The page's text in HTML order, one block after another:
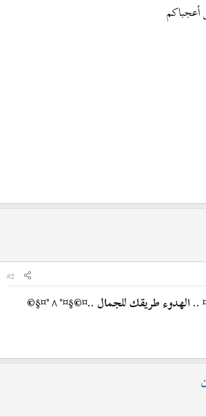
أعجباكم
#2
الهدوء طريقك للجمال ..¤©§¤°^°¤§©